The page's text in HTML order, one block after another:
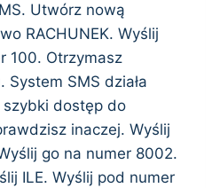
Utwórz nową
RACHUNEK. Wyślij
100. Otrzymasz
SMS działa
dostęp do
inaczej. Wyślij
go na numer 8002.
ILE. Wyślij pod numer